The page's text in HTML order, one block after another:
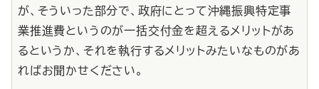
が、そういった部分で、政府にとって沖縄振興特定事
業推進費というのが一括交付金を超えるメリットがあ
るというか、それを執行するメリットみたいなものがあ
ればお聞かせください。